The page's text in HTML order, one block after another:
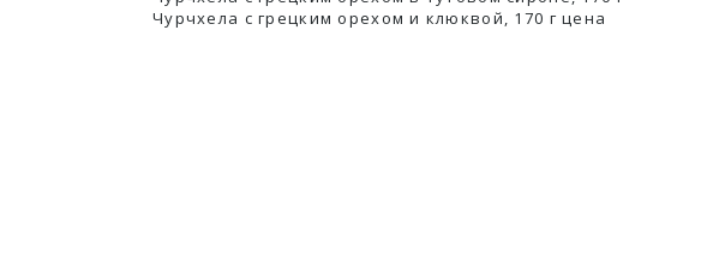
Чурчхела с грецким орехом и клюквой, 170 г ценa